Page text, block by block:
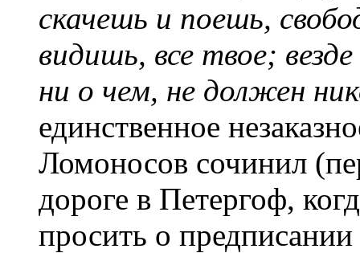
скачешь и поешь,
видишь, все твое;
ни о чем, не должен
единственное
Ломоносов сочинил
дороге в Петергоф,
просить о